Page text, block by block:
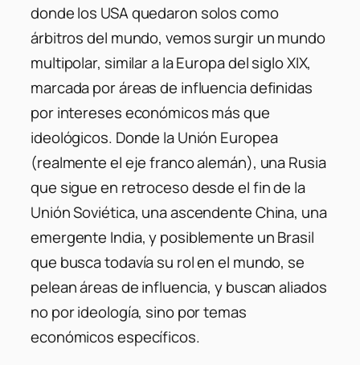
donde los USA quedaron solos como
árbitros del mundo, vemos surgir un mundo
multipolar, similar a la Europa del siglo XIX,
marcada por áreas de influencia definidas
por intereses económicos más que
ideológicos. Donde la Unión Europea
(realmente el eje franco alemán), una Rusia
que sigue en retroceso desde el fin de la
Unión Soviética, una ascendente China, una
emergente India, y posiblemente un Brasil
que busca todavía su rol en el mundo, se
pelean áreas de influencia, y buscan aliados
no por ideología, sino por temas
económicos específicos.